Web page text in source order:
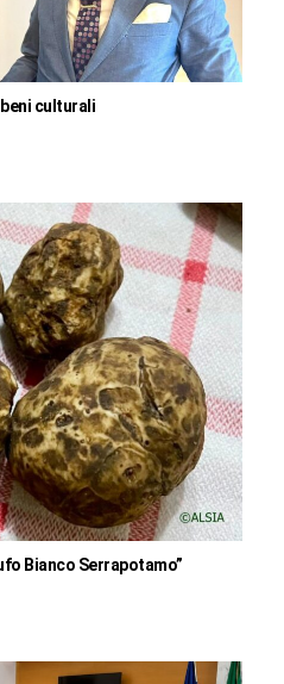
culturali
Bianco Serrapotamo”